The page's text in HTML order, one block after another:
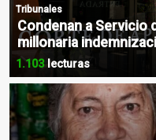
Tribunales
Condenan a Servicio
millonaria
1.103lecturas